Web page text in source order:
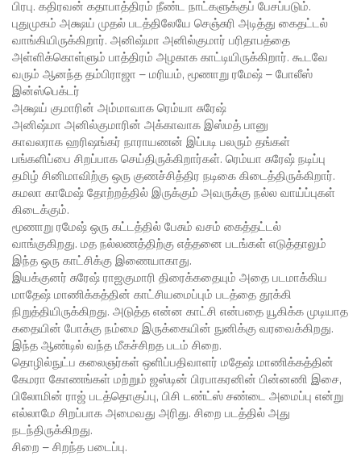
பிரபு. கதிரவன் கதாபாத்திரம் நீண்ட நாட்களுக்குப் பேசப்படும்.
புதுமுகம் அக்ஷய் முதல் படத்திலேயே செஞ்சுரி அடித்து கைதட்டல்
வாங்கியிருக்கிறார். அனிஷ்மா அனில்குமார் பரிதாபத்தை
அள்ளிக்கொள்ளும் பாத்திரம் அழகாக காட்டியிருக்கிறார். கூடவே
வரும் ஆனந்த தம்பிராஜா – மரியம், மூணாறு ரமேஷ் – போலீஸ்
இன்ஸ்பெக்டர்
அக்ஷய் குமாரின் அம்மாவாக ரெம்யா சுரேஷ்
அனிஷ்மா அனில்குமாரின் அக்காவாக இஸ்மத் பானு
காவலராக ஹரிஷங்கர் நாராயணன் இப்படி பலரும் தங்கள்
பங்களிப்பை சிறப்பாக செய்திருக்கிறார்கள். ரெம்யா சுரேஷ் நடிப்பு
தமிழ் சினிமாவிற்கு ஒரு குணச்சித்திர நடிகை கிடைத்திருக்கிறார்.
கமலா காமேஷ் தோற்றத்தில் இருக்கும் அவருக்கு நல்ல வாய்ப்புகள்
கிடைக்கும்.
மூணாறு ரமேஷ் ஒரு கட்டத்தில் பேசும் வசம் கைத்தட்டல்
வாங்குகிறது. மத நல்லணத்திற்கு எத்தனை படங்கள் எடுத்தாலும்
இந்த ஒரு காட்சிக்கு இணையாகாது.
இயக்குனர் சுரேஷ் ராஜகுமாரி திரைக்கதையும் அதை படமாக்கிய
மாதேஷ் மாணிக்கத்தின் காட்சியமைப்பும் படத்தை தூக்கி
நிறுத்தியிருக்கிறது. அடுத்த என்ன காட்சி என்பதை யூகிக்க முடியாத
கதையின் போக்கு நம்மை இருக்கையின் நுனிக்கு வரவைக்கிறது.
இந்த ஆண்டில் வந்த மீகச்சிறத படம் சிறை.
தொழில்நுட்ப கலைஞர்கள் ஒளிப்பதிவாளர் மதேஷ் மாணிக்கத்தின்
கேமரா கோணங்கள் மற்றும் ஜஸ்டின் பிரபாகரனின் பின்னணி இசை,
பிலோமின் ராஜ் படத்தொகுப்பு, பிசி டண்ட்ஸ் சண்டை அமைப்பு என்று
எல்லாமே சிறப்பாக அமைவது அரிது. சிறை படத்தில் அது
நடந்திருக்கிறது.
சிறை – சிறந்த படைப்பு.